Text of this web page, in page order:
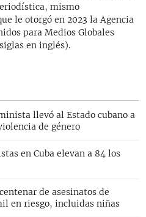
mismo
le otorgó en 2023 la Agencia
para Medios Globales
en inglés).
llevó al Estado cubano a
de género
en Cuba elevan a 84 los
de asesinatos de
en riesgo, incluidas niñas